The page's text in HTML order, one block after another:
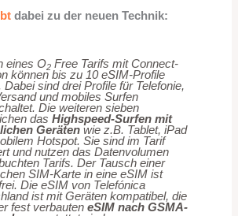
dabei zu der neuen Technik:
eines O2Free Tarifs mit Connect-
können bis zu 10 eSIM-Profile
Dabei sind drei Profile für Telefonie,
und mobiles Surfen
Die weiteren sieben
das Highspeed-Surfen mit
Gerätenwie z.B. Tablet, iPad
Hotspot. Sie sind im Tarif
und nutzen das Datenvolumen
Tarifs. Der Tausch einer
SIM-Karte in eine eSIM ist
Die eSIM von Telefónica
ist mit Geräten kompatibel, die
fest verbauten eSIM nach GSMA-